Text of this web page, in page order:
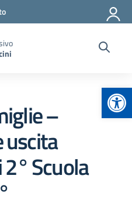
–
uscita
Scuola